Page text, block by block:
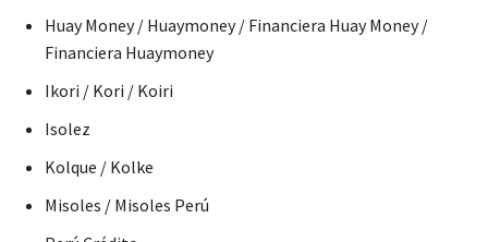
Huay Money / Huaymoney / Financiera Huay Money /
Financiera Huaymoney
Ikori / Kori / Koiri
Isolez
Kolque / Kolke
Misoles / Misoles Perú